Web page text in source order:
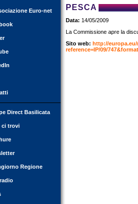
Euro-net
Direct Basilicata
ci trovi
Regione
PESCA
Data: 14/05/2009
La Commissione apre la
Sito web: http://
reference=IP/09/